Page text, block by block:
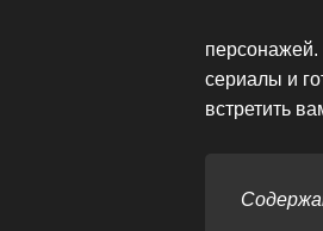
персонажей.
сериалы и
встретить